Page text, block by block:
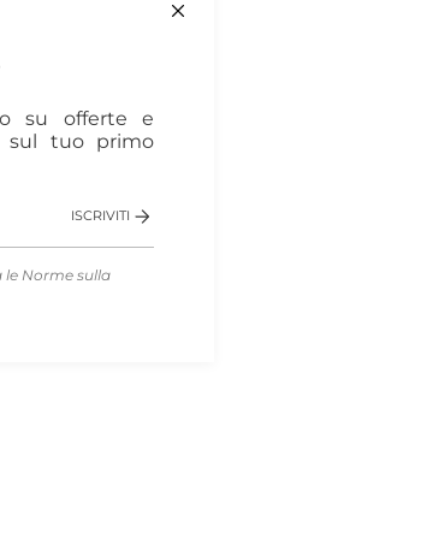
su offerte e
sul tuo primo
ISCRIVITI
le Norme sulla